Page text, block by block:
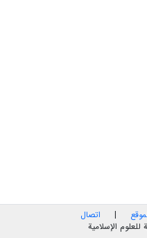
| اتصال
للعلوم الإسلامية